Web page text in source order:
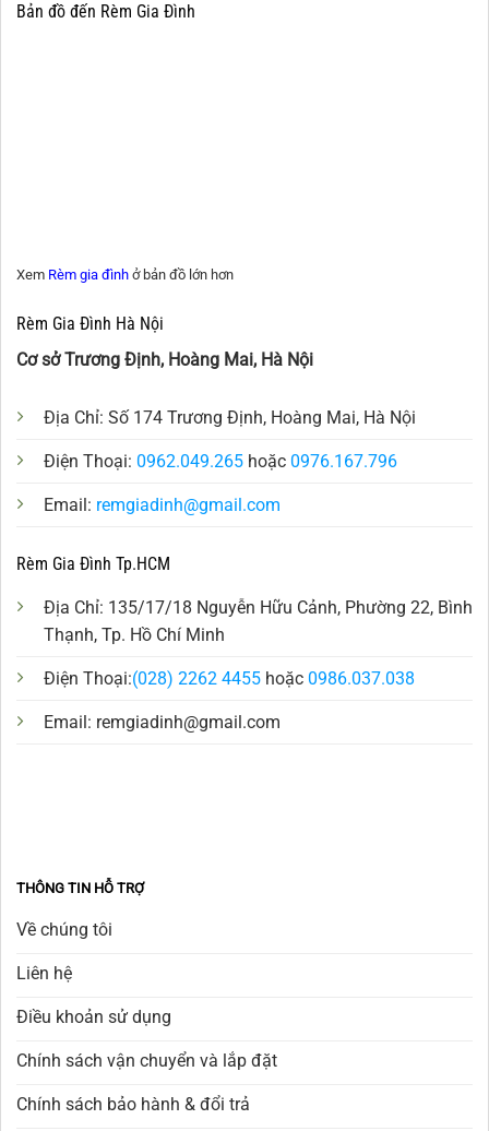
Bản đồ đến Rèm Gia Đình
Xem Rèm gia đình ở bản đồ lớn hơn
Rèm Gia Đình Hà Nội
Cơ sở Trương Định, Hoàng Mai, Hà Nội
Địa Chỉ: Số 174 Trương Định, Hoàng Mai, Hà Nội
Điện Thoại: 0962.049.265 hoặc 0976.167.796
Email: remgiadinh@gmail.com
Rèm Gia Đình Tp.HCM
Địa Chỉ: 135/17/18 Nguyễn Hữu Cảnh, Phường 22, Bình
Thạnh, Tp. Hồ Chí Minh
Điện Thoại:(028) 2262 4455 hoặc 0986.037.038
Email: remgiadinh@gmail.com
THÔNG TIN HỖ TRỢ
Về chúng tôi
Liên hệ
Điều khoản sử dụng
Chính sách vận chuyển và lắp đặt
Chính sách bảo hành & đổi trả